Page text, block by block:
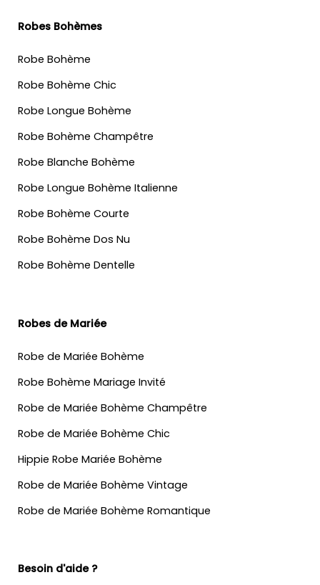
Robes Bohèmes
Robe Bohème
Robe Bohème Chic
Robe Longue Bohème
Robe Bohème Champêtre
Robe Blanche Bohème
Robe Longue Bohème Italienne
Robe Bohème Courte
Robe Bohème Dos Nu
Robe Bohème Dentelle
Robes de Mariée
Robe de Mariée Bohème
Robe Bohème Mariage Invité
Robe de Mariée Bohème Champêtre
Robe de Mariée Bohème Chic
Hippie Robe Mariée Bohème
Robe de Mariée Bohème Vintage
Robe de Mariée Bohème Romantique
Besoin d'aide ?